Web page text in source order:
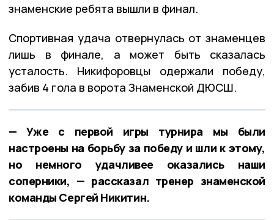
знаменские ребята вышли в финал.
Спортивная удача отвернулась от знаменцев
лишь в финале, а может быть сказалась
усталость. Никифоровцы одержали победу,
забив 4 гола в ворота Знаменской ДЮСШ.
— Уже с первой игры турнира мы были
настроены на борьбу за победу и шли к этому,
но немного удачливее оказались наши
соперники, — рассказал тренер знаменской
команды Сергей Никитин.